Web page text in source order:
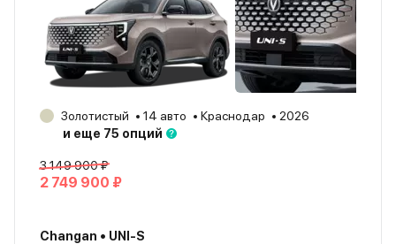
Золотистый 14 авто Краснодар
2026
и еще 75 опций
3 149 900 ₽
2 749 900 ₽
Changan • UNI-S